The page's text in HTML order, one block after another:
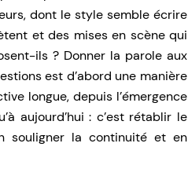
dont le style semble écrire
et des mises en scène qui
ils ? Donner la parole aux
est d’abord une manière
longue, depuis l’émergence
aujourd’hui : c’est rétablir le
souligner la continuité et en